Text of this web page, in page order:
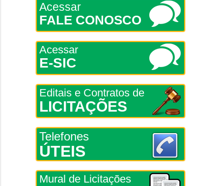
Acessar
FALE CONOSCO
Acessar
E-SIC
Editais e Contratos de
LICITAÇÕES
Telefones
ÚTEIS
Mural de Licitações